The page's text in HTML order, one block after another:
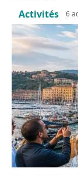
Activités 6